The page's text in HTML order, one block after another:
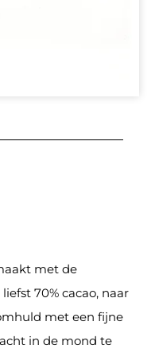
met de
70% cacao, naar
met een fijne
in de mond te